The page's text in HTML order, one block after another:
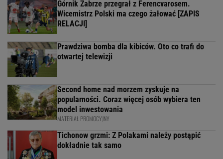
Górnik Zabrze przegrał z Ferencvarosem.
Wicemistrz Polski ma czego żałować [ZAPIS
RELACJI]
Prawdziwa bomba dla kibiców. Oto co trafi do
otwartej telewizji
Second home nad morzem zyskuje na
popularności. Coraz więcej osób wybiera ten
model inwestowania
MATERIAŁ PROMOCYJNY
Tichonow grzmi: Z Polakami należy postąpić
dokładnie tak samo